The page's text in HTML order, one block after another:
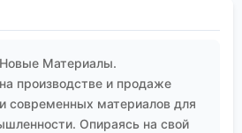
Материалы.
производстве и продаже
современных материалов для
Опираясь на свой